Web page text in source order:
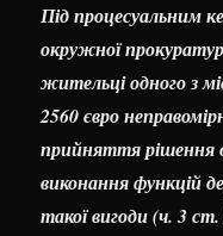
Під процесуальним
окружної
жительці одного з
2560 євро
прийняття рішення
виконання функцій
такої вигоди (ч. 3